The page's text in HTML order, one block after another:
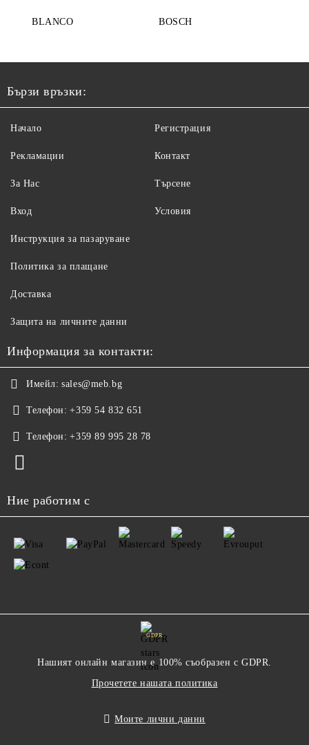
BLANCO BOSCH
Бързи връзки:
Начало
Рекламации
За Нас
Вход
Регистрация
Контакт
Търсене
Условия
Инструкция за пазаруване
Политика за плащане
Доставка
Защита на личните данни
Информация за контакти:
Имейл: sales@meb.bg
Телефон: +359 54 832 651
Телефон: +359 89 995 28 78
Ние работим с
GDPR
Нашият онлайн магазин е 100% съобразен с GDPR.
Прочетете нашата политика
Моите лични данни